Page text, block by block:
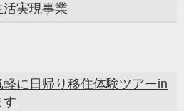
実現事業
に日帰り移住体験ツアーin
す